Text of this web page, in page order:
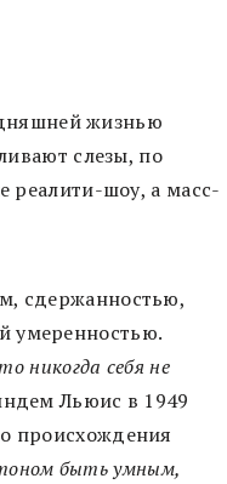
жизнью
слезы, по
реалити-шоу, а масс-
сдержанностью,
умеренностью.
никогда себя не
Льюис в 1949
происхождения
быть умным,